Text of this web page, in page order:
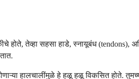
तेव्हा सहसा हाडे, स्नायूबंध (tendons),
हालचालींमुळे हे हळू हळू विकसित होते.